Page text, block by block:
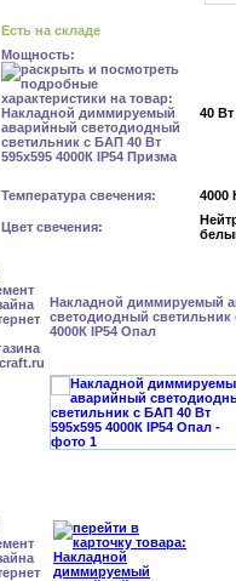
Есть на складе
Мощность:
40 Вт
Температура свечения: 4000
Цвет свечения:
Накладной диммируемый
светодиодный светильник
4000К IP54 Опал